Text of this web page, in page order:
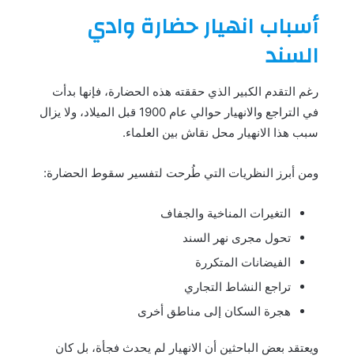
أسباب انهيار حضارة وادي
السند
رغم التقدم الكبير الذي حققته هذه الحضارة، فإنها بدأت
في التراجع والانهيار حوالي عام 1900 قبل الميلاد، ولا يزال
سبب هذا الانهيار محل نقاش بين العلماء.
ومن أبرز النظريات التي طُرحت لتفسير سقوط الحضارة:
التغيرات المناخية والجفاف
تحول مجرى نهر السند
الفيضانات المتكررة
تراجع النشاط التجاري
هجرة السكان إلى مناطق أخرى
ويعتقد بعض الباحثين أن الانهيار لم يحدث فجأة، بل كان